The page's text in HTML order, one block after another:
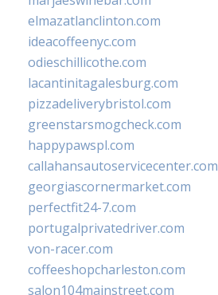
elmazatlanclinton.com
ideacoffeenyc.com
odieschillicothe.com
lacantinitagalesburg.com
pizzadeliverybristol.com
greenstarsmogcheck.com
happypawspl.com
callahansautoservicecenter.com
georgiascornermarket.com
perfectfit24-7.com
portugalprivatedriver.com
von-racer.com
coffeeshopcharleston.com
salon104mainstreet.com